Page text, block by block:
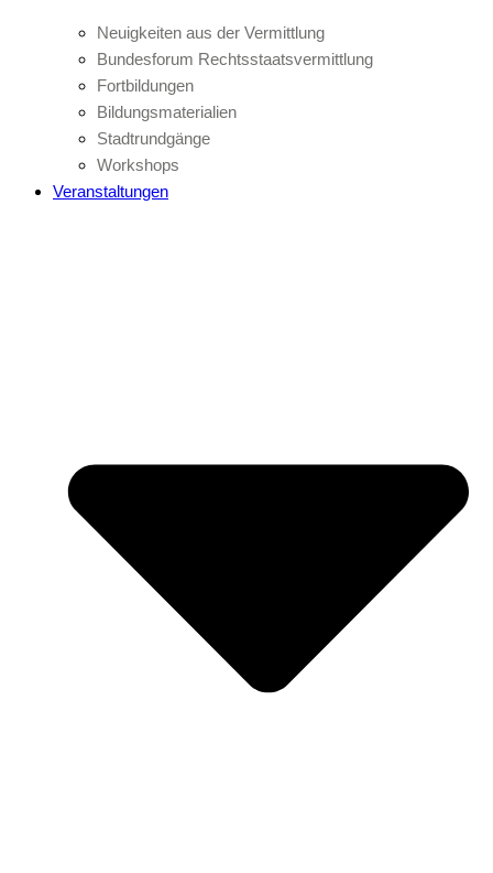
Neuigkeiten aus der Vermittlung
Bundesforum Rechtsstaatsvermittlung
Fortbildungen
Bildungsmaterialien
Stadtrundgänge
Workshops
Veranstaltungen